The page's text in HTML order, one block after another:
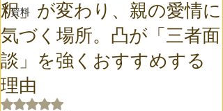
資料
釈」が変わり、親の愛情に
気づく場所。凸が「三者面
談」を強くおすすめする
理由
5つ星のうちNaNと評価されています。